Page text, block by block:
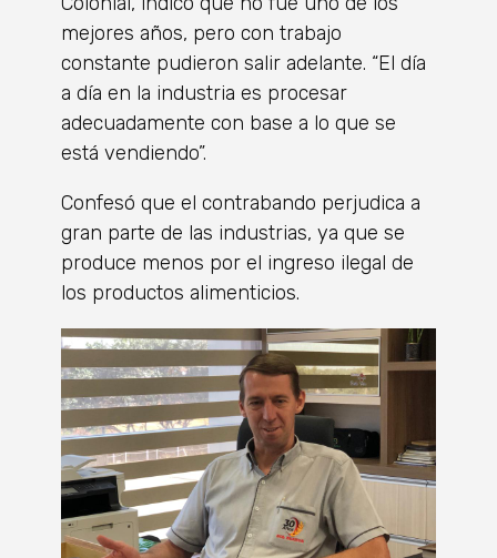
mejores años, pero con trabajo
constante pudieron salir adelante. “El día
a día en la industria es procesar
adecuadamente con base a lo que se
está vendiendo”.
Confesó que el contrabando perjudica a
gran parte de las industrias, ya que se
produce menos por el ingreso ilegal de
los productos alimenticios.